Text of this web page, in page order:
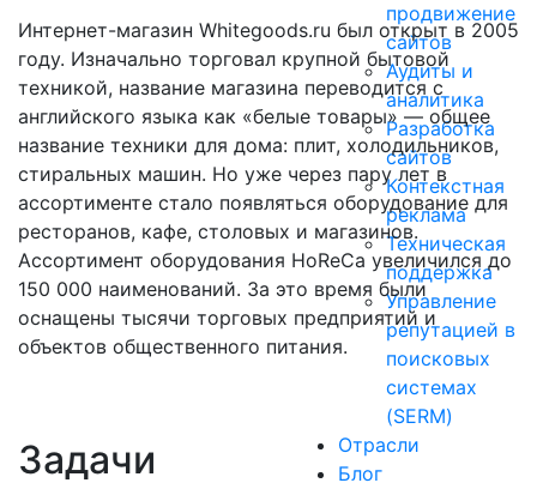
продвижение
сайтов
Аудиты и
аналитика
Разработка
сайтов
Контекстная
реклама
Техническая
поддержка
Управление
репутацией в
поисковых
системах
(SERM)
Отрасли
Блог
Интернет-магазин Whitegoods.ru был открыт в 2005
году. Изначально торговал крупной бытовой
техникой, название магазина переводится с
английского языка как «белые товары» — общее
название техники для дома: плит, холодильников,
стиральных машин. Но уже через пару лет в
ассортименте стало появляться оборудование для
ресторанов, кафе, столовых и магазинов.
Ассортимент оборудования HoReCa увеличился до
150 000 наименований. За это время были
оснащены тысячи торговых предприятий и
объектов общественного питания.
Задачи